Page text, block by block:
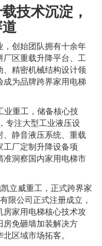
技术沉淀，
创始团队拥有十余年
区重载升降平台、工
精密机械结构设计领
为品牌跨界家用电梯
重工，储备核心技
专注大型工业液压设
静音液压系统、重载
厂定制升降设备项
准洞察国内家用电梯市
立威重工，正式跨界家
限公司正式注册成立，
家用电梯核心技术攻
房免砸墙加装解决方
区域市场拓客。